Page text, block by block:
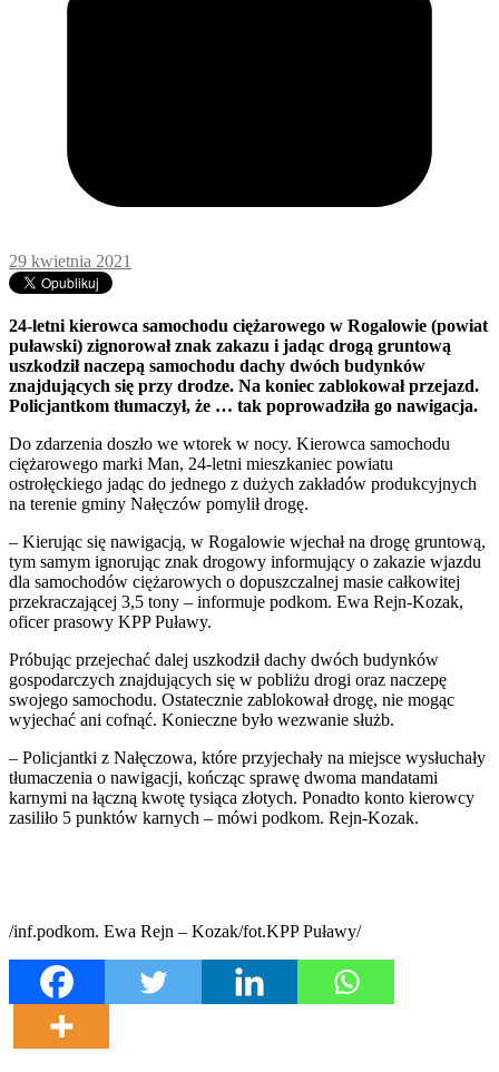
29 kwietnia 2021
24-letni kierowca samochodu ciężarowego w Rogalowie (powiat
puławski) zignorował znak zakazu i jadąc drogą gruntową
uszkodził naczepą samochodu dachy dwóch budynków
znajdujących się przy drodze. Na koniec zablokował przejazd.
Policjantkom tłumaczył, że … tak poprowadziła go nawigacja.
Do zdarzenia doszło we wtorek w nocy. Kierowca samochodu
ciężarowego marki Man, 24-letni mieszkaniec powiatu
ostrołęckiego jadąc do jednego z dużych zakładów produkcyjnych
na terenie gminy Nałęczów pomylił drogę.
– Kierując się nawigacją, w Rogalowie wjechał na drogę gruntową,
tym samym ignorując znak drogowy informujący o zakazie wjazdu
dla samochodów ciężarowych o dopuszczalnej masie całkowitej
przekraczającej 3,5 tony – informuje podkom. Ewa Rejn-Kozak,
oficer prasowy KPP Puławy.
Próbując przejechać dalej uszkodził dachy dwóch budynków
gospodarczych znajdujących się w pobliżu drogi oraz naczepę
swojego samochodu. Ostatecznie zablokował drogę, nie mogąc
wyjechać ani cofnąć. Konieczne było wezwanie służb.
– Policjantki z Nałęczowa, które przyjechały na miejsce wysłuchały
tłumaczenia o nawigacji, kończąc sprawę dwoma mandatami
karnymi na łączną kwotę tysiąca złotych. Ponadto konto kierowcy
zasiliło 5 punktów karnych – mówi podkom. Rejn-Kozak.
/inf.podkom. Ewa Rejn – Kozak/fot.KPP Puławy/